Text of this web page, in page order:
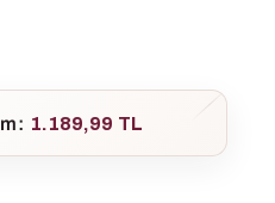
: 1.189,99 TL